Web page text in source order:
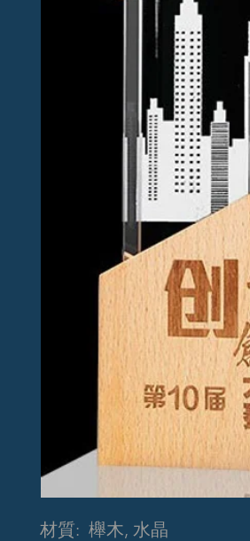
材質: 櫸木, 水晶